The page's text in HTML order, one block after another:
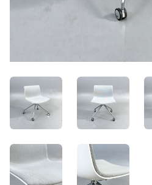
TA07uJbZiDyX.jpeg
0yYj7C3B7D6W.jpeg